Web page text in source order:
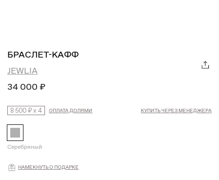
БРАСЛЕТ-КАФФ
JEWLIA
34 000 ₽
8 500 ₽x 4 ОПЛАТА ДОЛЯМИ КУПИТЬ ЧЕРЕЗ МЕНЕДЖЕРА
Серебряный
Намекнуть о подарке
НАМЕКНУТЬ О ПОДАРКЕ